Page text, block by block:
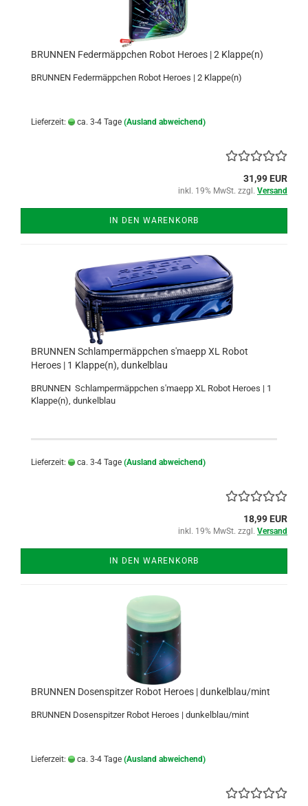
BRUNNEN Federmäppchen Robot Heroes | 2 Klappe(n)
BRUNNEN Federmäppchen Robot Heroes | 2 Klappe(n)
Lieferzeit: ca. 3-4 Tage (Ausland abweichend)
31,99 EUR
inkl. 19% MwSt. zzgl. Versand
IN DEN WARENKORB
BRUNNEN Schlampermäppchen s'maepp XL Robot
Heroes | 1 Klappe(n), dunkelblau
BRUNNEN Schlampermäppchen s'maepp XL Robot Heroes | 1
Klappe(n), dunkelblau
Lieferzeit: ca. 3-4 Tage (Ausland abweichend)
18,99 EUR
inkl. 19% MwSt. zzgl. Versand
IN DEN WARENKORB
BRUNNEN Dosenspitzer Robot Heroes | dunkelblau/mint
BRUNNEN Dosenspitzer Robot Heroes | dunkelblau/mint
Lieferzeit: ca. 3-4 Tage (Ausland abweichend)